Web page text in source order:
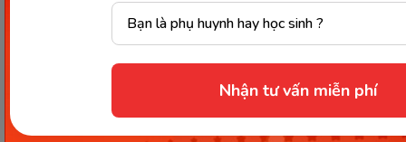
Nhận tư vấn miễn phí